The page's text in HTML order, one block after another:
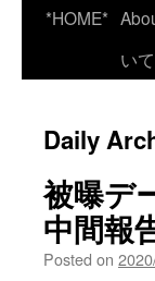
*HOME*
いて
Daily
被曝デ
中間報
Posted on